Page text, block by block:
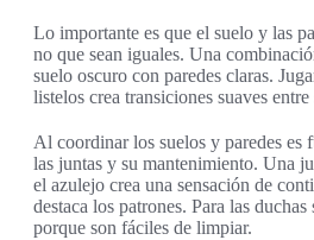
Lo importante es que el suelo y las
no que sean iguales. Una
suelo oscuro con paredes claras.
listelos crea transiciones suaves
Al coordinar los suelos y paredes es
las juntas y su mantenimiento. Una
el azulejo crea una sensación de
destaca los patrones. Para las
porque son fáciles de limpiar.